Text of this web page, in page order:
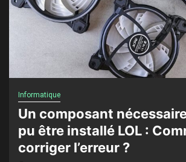
Informatique
Un composant nécessaire
pu être installé LOL :
corriger l’erreur ?